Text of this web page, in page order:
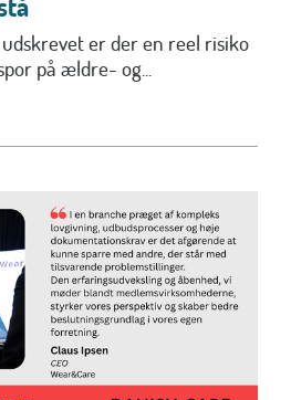
er der en reel risiko
på ældre- og...